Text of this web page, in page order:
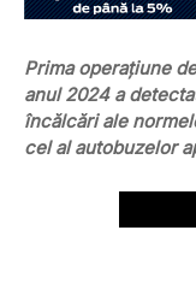
Prima operațiune
anul 2024 a
încălcări ale
cel al autobuzelor